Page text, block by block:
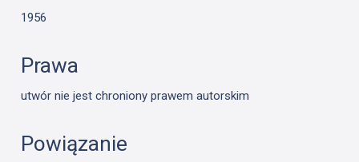
1956
Prawa
utwór nie jest chroniony prawem autorskim
Powiązanie